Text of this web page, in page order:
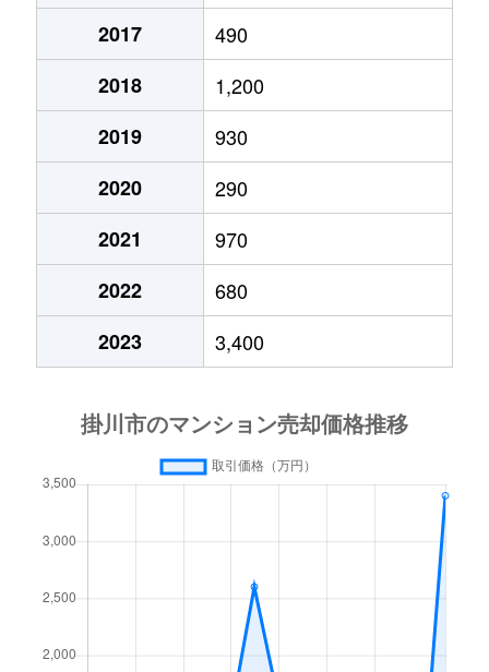
2017
490
2018
1,200
2019
930
2020
290
2021
970
2022
680
2023
3,400